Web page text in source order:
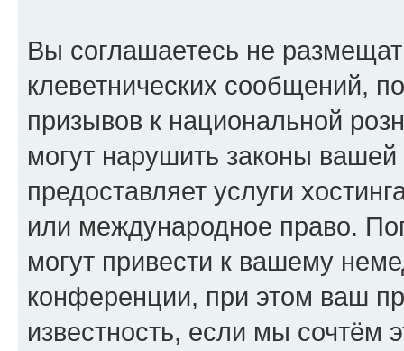
Вы соглашаетесь не
клеветнических сообщений,
призывов к национальной
могут нарушить законы
предоставляет услуги
или международное право.
могут привести к вашему
конференции, при этом ваш
известность, если мы сочтём